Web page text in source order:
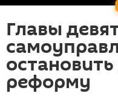
Главы
реформу